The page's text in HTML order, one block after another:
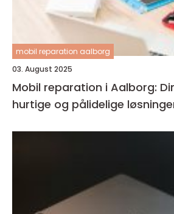
mobil reparation aalborg
03. August 2025
Mobil reparation i Aalborg:
hurtige og pålidelige